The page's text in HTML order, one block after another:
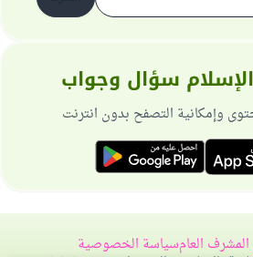
سؤال وجواب
وإمكانية التصفح بدون انترنت
العامسياسة الخصوصية